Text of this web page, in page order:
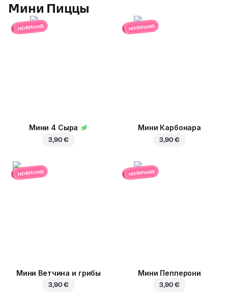
Мини Пиццы
новинка
Мини 4 Сыра
3,90 €
новинка
Мини Карбонара
3,90 €
новинка
Мини Ветчина и грибы
3,90 €
новинка
Мини Пепперони
3,90 €